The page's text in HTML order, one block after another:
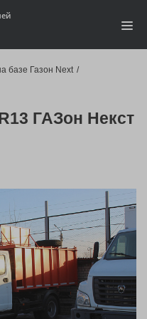
базе Газон Next /
ГАЗон Некст